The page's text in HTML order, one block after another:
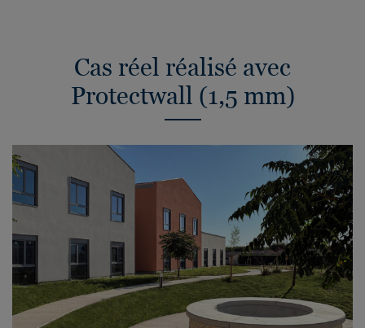
Cas réel réalisé avec
Protectwall (1,5 mm)